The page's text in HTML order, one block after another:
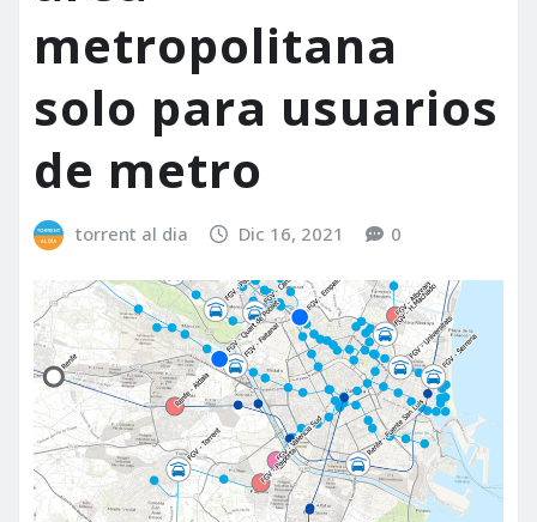
metropolitana
solo para usuarios
de metro
torrent al dia Dic 16, 2021 0